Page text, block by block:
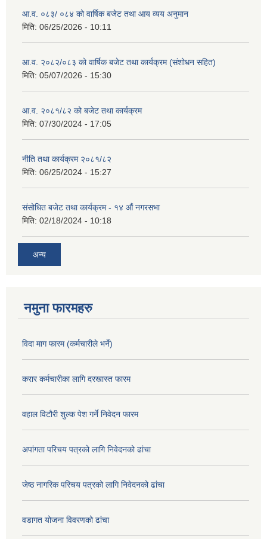
आ.व. ०८३/ ०८४ को वार्षिक बजेट तथा आय व्यय अनुमान
मिति: 06/25/2026 - 10:11
आ.व. २०८२/०८३ को वार्षिक बजेट तथा कार्यक्रम (संशोधन सहित)
मिति: 05/07/2026 - 15:30
आ.व. २०८१/८२ को बजेट तथा कार्यक्रम
मिति: 07/30/2024 - 17:05
नीति तथा कार्यक्रम २०८१/८२
मिति: 06/25/2024 - 15:27
संसोधित बजेट तथा कार्यक्रम - १४ औं नगरसभा
मिति: 02/18/2024 - 10:18
अन्य
नमुना फारमहरु
विदा माग फारम (कर्मचारीले भर्ने)
करार कर्मचारीका लागि दरखास्त फारम
वहाल विटौरी शुल्क पेश गर्ने निवेदन फारम
अपांगता परिचय पत्रको लागि निवेदनको ढांचा
जेष्ठ नागरिक परिचय पत्रको लागि निवेदनको ढांचा
वडागत योजना विवरणको ढांचा